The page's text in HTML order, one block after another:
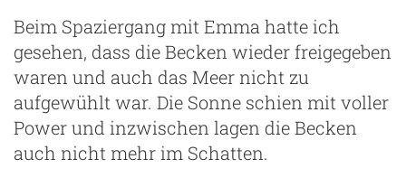
Beim Spaziergang mit Emma hatte ich
gesehen, dass die Becken wieder freigegeben
waren und auch das Meer nicht zu
aufgewühlt war. Die Sonne schien mit voller
Power und inzwischen lagen die Becken
auch nicht mehr im Schatten.